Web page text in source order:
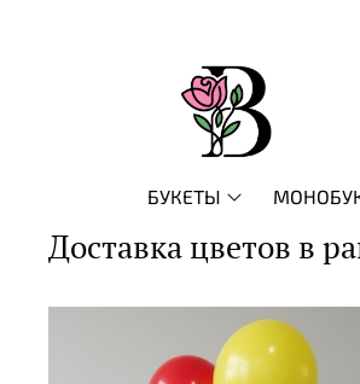
БУКЕТЫ
Доставка цветов в